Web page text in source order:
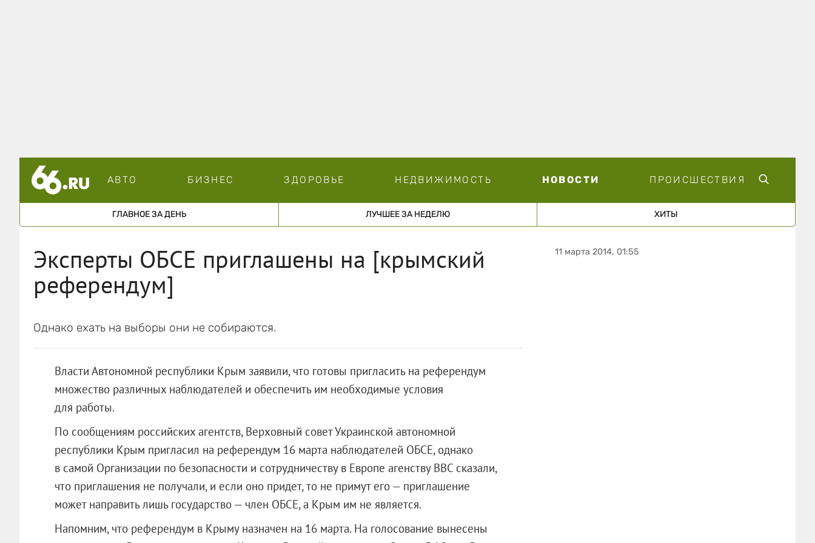
АВТО БИЗНЕС ЗДОРОВЬЕ НЕДВИЖИМОСТЬ НОВОСТИ ПРОИСШЕСТВИЯ
ГЛАВНОЕ ЗА ДЕНЬ ЛУЧШЕЕ ЗА НЕДЕЛЮ ХИТЫ
Эксперты ОБСЕ приглашены на [крымский
референдум]
Однако ехать на выборы они не собираются.
Власти Автономной республики Крым заявили, что готовы пригласить на референдум
множество различных наблюдателей и обеспечить им необходимые условия
для работы.
По сообщениям российских агентств, Верховный совет Украинской автономной
республики Крым пригласил на референдум 16 марта наблюдателей ОБСЕ, однако
в самой Организации по безопасности и сотрудничеству в Европе агенству BBC сказали,
что приглашения не получали, и если оно придет, то не примут его — приглашение
может направить лишь государство — член ОБСЕ, а Крым им не является.
Напомним, что референдум в Крыму назначен на 16 марта. На голосование вынесены
11 марта 2014, 01:55